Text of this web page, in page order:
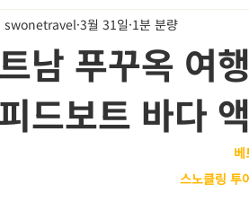
#베트남여행
남 푸꾸옥 여
드보트 바다
swonetravel 3월 31일 1분 분량
스노클링 투